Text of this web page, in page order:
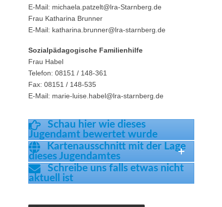
E-Mail: michaela.patzelt@lra-Starnberg.de
Frau Katharina Brunner
E-Mail: katharina.brunner@lra-starnberg.de
Sozialpädagogische Familienhilfe
Frau Habel
Telefon: 08151 / 148-361
Fax: 08151 / 148-535
E-Mail: marie-luise.habel@lra-starnberg.de
Schau hier wie dieses
Jugendamt bewertet wurde
Kartenausschnitt mit der Lage
dieses Jugendamtes
Schreibe uns falls etwas nicht
aktuell ist